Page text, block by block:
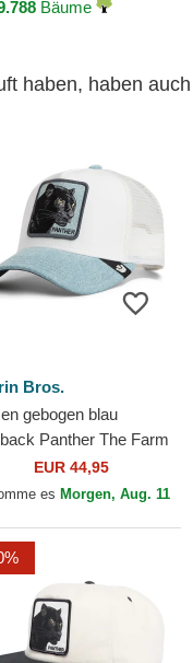
Bäume
haben, haben auch
Bros.
gebogen blau
Panther The Farm
Bros.
EUR 44,95
es Morgen, Aug. 11